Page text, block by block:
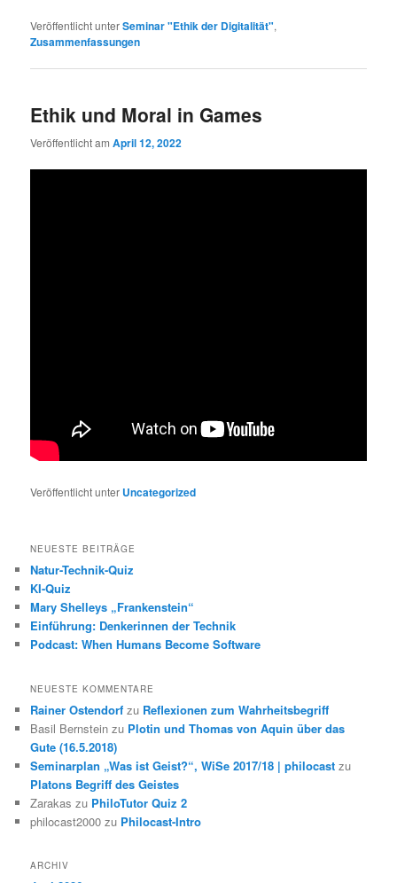
Veröffentlicht unterSeminar "Ethik der Digitalität",
Zusammenfassungen
Ethik und Moral in Games
Veröffentlicht amApril 12, 2022
Veröffentlicht unter Uncategorized
NEUESTE BEITRÄGE
Natur-Technik-Quiz
KI-Quiz
Mary Shelleys „Frankenstein“
Einführung: Denkerinnen der Technik
Podcast: When Humans Become Software
NEUESTE KOMMENTARE
Rainer Ostendorf zu Reflexionen zum Wahrheitsbegriff
Basil Bernstein zu Plotin und Thomas von Aquin über das
Gute (16.5.2018)
Seminarplan „Was ist Geist?“, WiSe 2017/18 | philocast zu
Platons Begriff des Geistes
Zarakas zu PhiloTutor Quiz 2
philocast2000 zu Philocast-Intro
ARCHIV